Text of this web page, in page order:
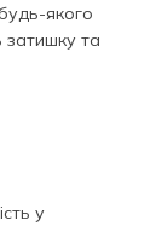
якого
затишку та
у